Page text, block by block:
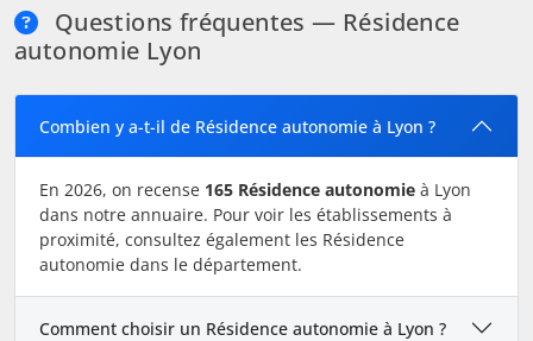
Questions fréquentes — Résidence
autonomie Lyon
Combien y a-t-il de Résidence autonomie à Lyon ?
En 2026, on recense 165 Résidence autonomie à Lyon
dans notre annuaire. Pour voir les établissements à
proximité, consultez également les Résidence
autonomie dans le département.
Comment choisir un Résidence autonomie à Lyon ?